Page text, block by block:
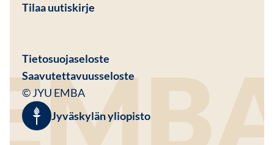
Tilaa uutiskirje
© JYU EMBA
Tietosuojaseloste
Saavutettavuusseloste
Jyväskylän yliopisto
Avautuu uuteen ikkunaan